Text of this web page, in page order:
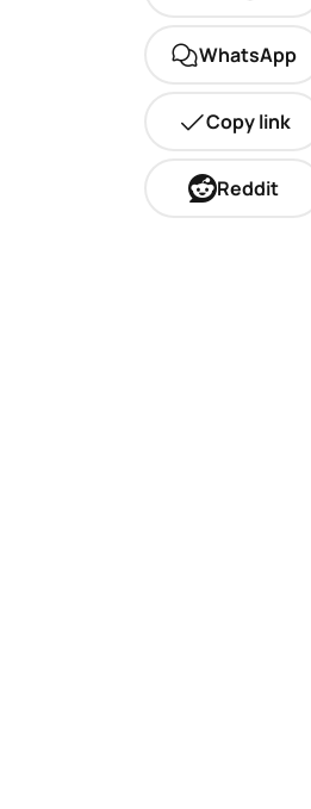
WhatsApp
Copy link
Reddit